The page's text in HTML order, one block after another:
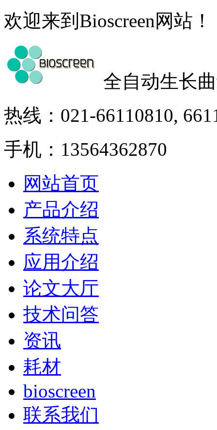
欢迎来到Bioscreen网站！
全自动生长
热线：021-66110810,
手机：13564362870
网站首页
产品介绍
系统特点
应用介绍
论文大厅
技术问答
资讯
耗材
bioscreen
联系我们